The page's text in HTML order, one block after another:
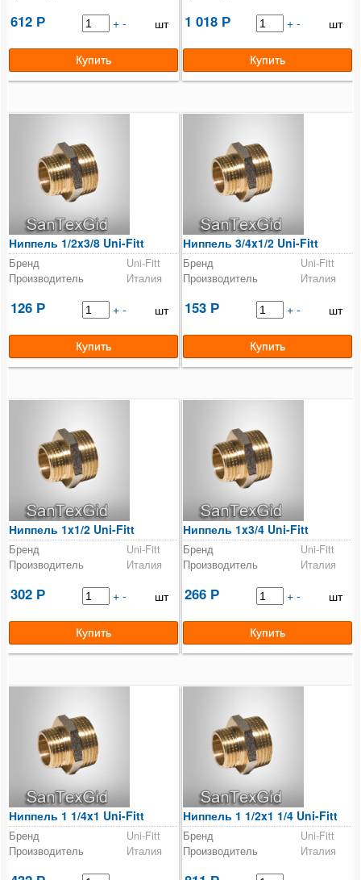
Регулирующая арматура
Система контроля протечки воды
Насосное оборудование
Счетчики
Фильтры
Котлы
Сантехнические аксессуары
Монтажные инструменты
Инсталляционные системы и принадлежности
Расходные материалы
612 Р + - шт 1 018 Р + - шт
Ниппель 1/2x3/8 Uni-Fitt
Бренд
Uni-Fitt
Производитель
Италия
126 Р + - шт
Ниппель 3/4x1/2 Uni-Fitt
Бренд
Uni-Fitt
Производитель
Италия
153 Р + - шт
Ниппель 1x1/2 Uni-Fitt
Бренд
Uni-Fitt
Производитель
Италия
302 Р + - шт
Ниппель 1x3/4 Uni-Fitt
Бренд
Uni-Fitt
Производитель
Италия
266 Р + - шт
Ниппель 1 1/4x1 Uni-Fitt
Бренд
Uni-Fitt
Производитель
Италия
Ниппель 1 1/2x1 1/4 Uni-Fitt
Бренд
Uni-Fitt
Производитель
Италия